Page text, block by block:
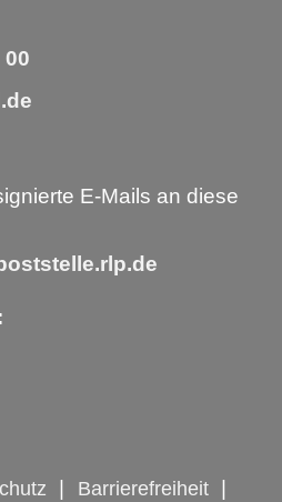
00
E-Mails an diese
Barrierefreiheit